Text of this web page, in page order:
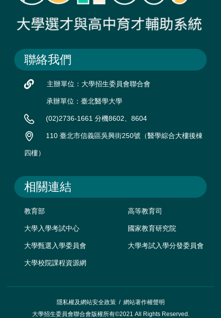
聯絡我們
主辦單位：大學招生委員會聯合會
承辦單位：臺北醫學大學
(02)2736-1661 分機8602、8604
110 臺北市信義區吳興街250號（醫學綜合大樓後棟
四樓）
相關連結
教育部 高等教育司
大學入學考試中心 國家教育研究院
大學甄選入學委員會 大學考試入學分發委員會
大學校院課程資源網
隱私權及網站安全政策/ 網站著作權聲明
大學招生委員會聯合會版權所有©2021 All Rights Reserved.